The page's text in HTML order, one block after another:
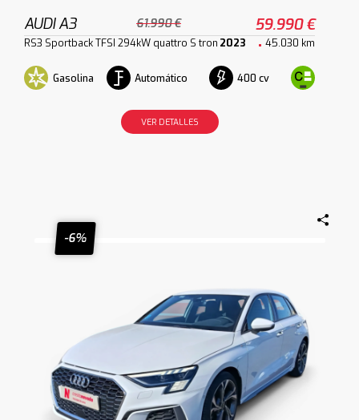
AUDI A3 61.990 € 59.990 €
RS3 Sportback TFSI 294kW quattro S tron 2023 45.030 km
Gasolina Automático 400 cv
VER DETALLES
-6%